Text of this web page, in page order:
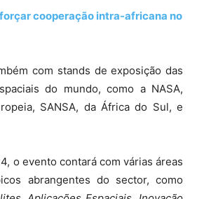
cooperação intra-africana no
com stands de exposição das
do mundo, como a NASA,
SANSA, da África do Sul, e
o evento contará com várias áreas
abrangentes do sector, como